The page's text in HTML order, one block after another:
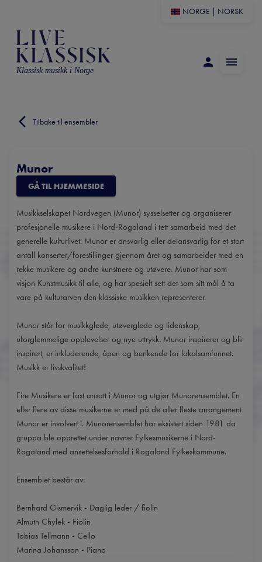
NORGE NORSK
Klassisk musikk i Norge
Tilbake til ensembler
Munor
GÅ TIL HJEMMESIDE
Musikkselskapet Nordvegen (Munor) sysselsetter og organiserer
profesjonelle musikere i Nord-Rogaland i tett samarbeid med det
generelle kulturlivet. Munor er ansvarlig eller delansvarlig for et stort
antall konserter/forestillinger gjennom året og samarbeider med en
rekke musikere og andre kunstnere og utøvere. Munor har som
visjon Kunstmusikk til alle, og har spesielt sett det som sitt mål å ta
vare på kulturarven den klassiske musikken representerer.
Munor står for musikkglede, utøverglede og lidenskap,
uforglemmelige opplevelser og nye uttrykk. Munor inspirerer og blir
inspirert, er inkluderende, åpen og berikende for lokalsamfunnet.
Musikk er livskvalitet!
Fire Musikere er fast ansatt i Munor og utgjør Munorensemblet. En
eller flere av disse musikerne er med på de aller fleste arrangement
Munor er involvert i. Munorensemblet har eksistert siden 1981 da
gruppa ble opprettet under navnet Fylkesmusikerne i Nord-
Rogaland med ansettelsesforhold i Rogaland Fylkeskommune.
Ensemblet består av:
Bernhard Gismervik - Daglig leder / fiolin
Almuth Chylek - Fiolin
Tobias Tellmann - Cello
Marina Johansson - Piano